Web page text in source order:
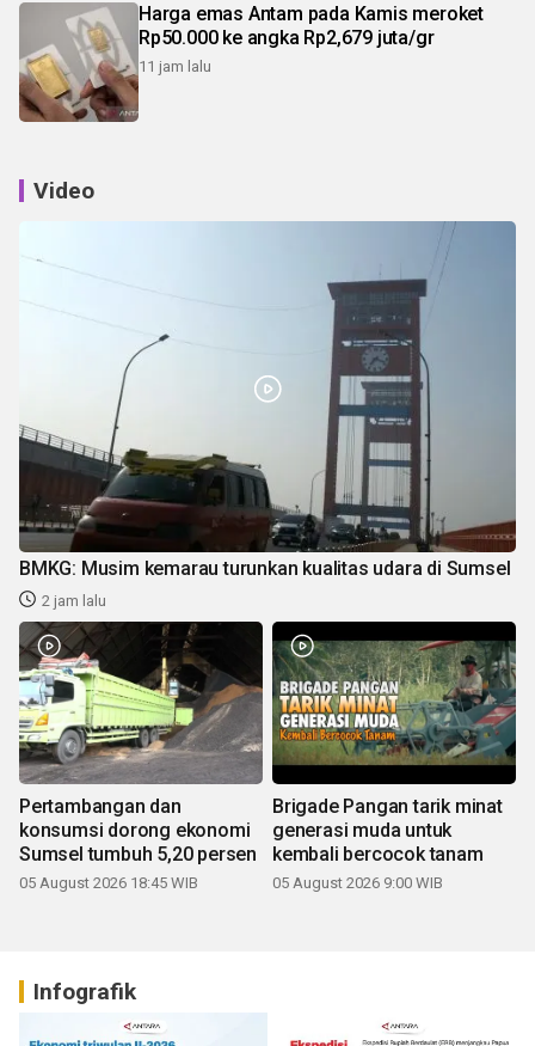
Harga emas Antam pada Kamis meroket
Rp50.000 ke angka Rp2,679 juta/gr
11 jam lalu
Video
BMKG: Musim kemarau turunkan kualitas udara di Sumsel
2 jam lalu
Pertambangan dan
konsumsi dorong ekonomi
Sumsel tumbuh 5,20 persen
05 August 2026 18:45 WIB
Brigade Pangan tarik minat
generasi muda untuk
kembali bercocok tanam
05 August 2026 9:00 WIB
Infografik